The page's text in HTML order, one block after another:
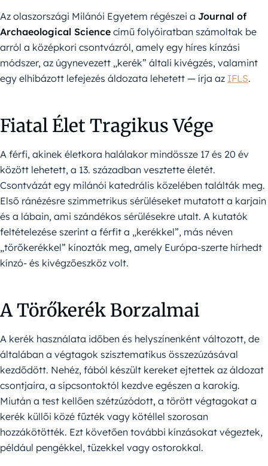
Az olaszországi Milánói Egyetem régészei a Journal of
Archaeological Science című folyóiratban számoltak be
arról a középkori csontvázról, amely egy híres kínzási
módszer, az úgynevezett „kerék” általi kivégzés, valamint
egy elhibázott lefejezés áldozata lehetett — írja az IFLS.
Fiatal Élet Tragikus Vége
A férfi, akinek életkora halálakor mindössze 17 és 20 év
között lehetett, a 13. században vesztette életét.
Csontvázát egy milánói katedrális közelében találták meg.
Első ránézésre szimmetrikus sérüléseket mutatott a karjain
és a lábain, ami szándékos sérülésekre utalt. A kutatók
feltételezése szerint a férfit a „kerékkel”, más néven
„törőkerékkel” kínozták meg, amely Európa-szerte hírhedt
kínzó- és kivégzőeszköz volt.
A Törőkerék Borzalmai
A kerék használata időben és helyszínenként változott, de
általában a végtagok szisztematikus összezúzásával
kezdődött. Nehéz, fából készült kereket ejtettek az áldozat
csontjaira, a sípcsontoktól kezdve egészen a karokig.
Miután a test kellően szétzúzódott, a törött végtagokat a
kerék küllői közé fűzték vagy kötéllel szorosan
hozzákötötték. Ezt követően további kínzásokat végeztek,
például pengékkel, tüzekkel vagy ostorokkal.